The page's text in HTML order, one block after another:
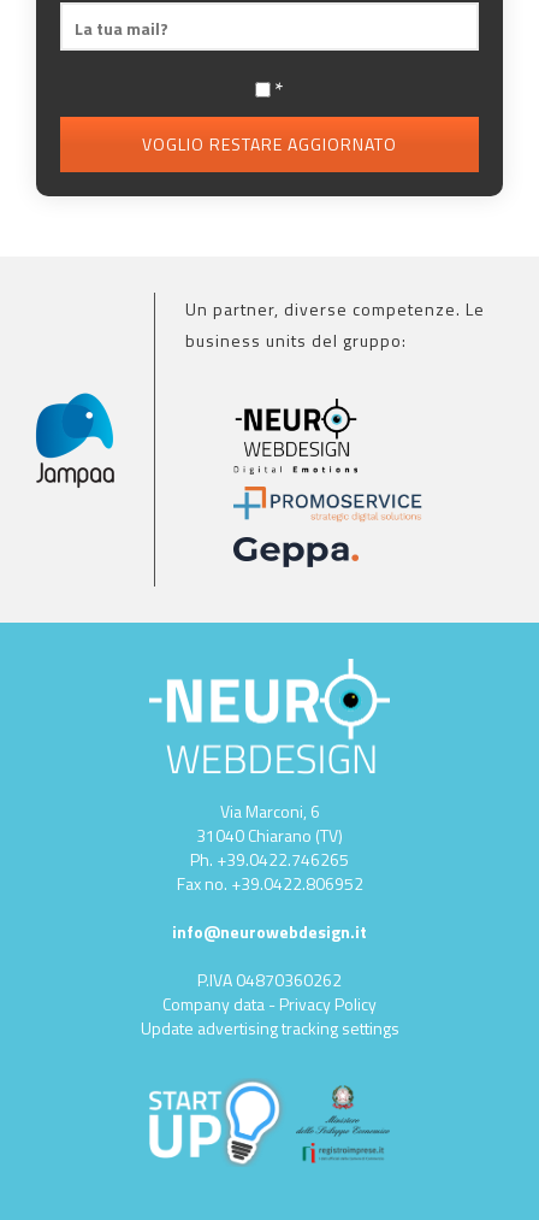
*
VOGLIO RESTARE AGGIORNATO
Un partner, diverse competenze. Le
business units del gruppo:
Via Marconi, 6
31040 Chiarano (TV)
Ph. +39.0422.746265
Fax no. +39.0422.806952
info@neurowebdesign.it
P.IVA 04870360262
Company data-Privacy Policy
Update advertising tracking settings